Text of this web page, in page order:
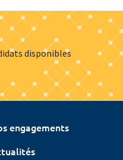
disponibles
engagements